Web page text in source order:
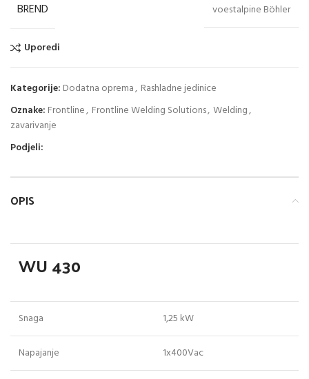
BREND voestalpine Böhler
Uporedi
Kategorije: Dodatna oprema, Rashladne jedinice
Oznake: Frontline, Frontline Welding Solutions, Welding,
zavarivanje
Podjeli:
OPIS
WU 430
Snaga 1,25 kW
Napajanje 1x400Vac